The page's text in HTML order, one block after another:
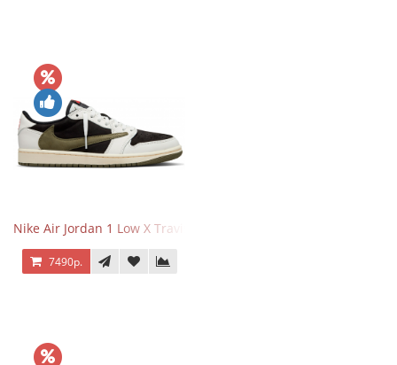
Nike Air Jordan 1 Low X Travis Scott Olive
7490р.